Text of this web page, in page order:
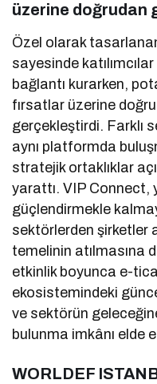
üzerine doğrudan
Özel olarak
sayesinde
bağlantı kurarken,
fırsatlar üzerine
gerçekleştirdi. Farklı
aynı platformda
stratejik ortaklıklar
yarattı. VIP Connect,
güçlendirmekle
sektörlerden şirketler
temelinin atılmasına
etkinlik boyunca e-
ekosistemindeki
ve sektörün
bulunma imkânı elde
WORLDEF